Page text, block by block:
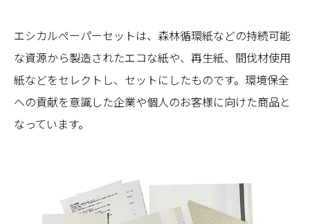
エシカルペーパーセットは、森林循環紙などの持続可能
な資源から製造されたエコな紙や、再生紙、間伐材使用
紙などをセレクトし、セットにしたものです。環境保全
への貢献を意識した企業や個人のお客様に向けた商品と
なっています。